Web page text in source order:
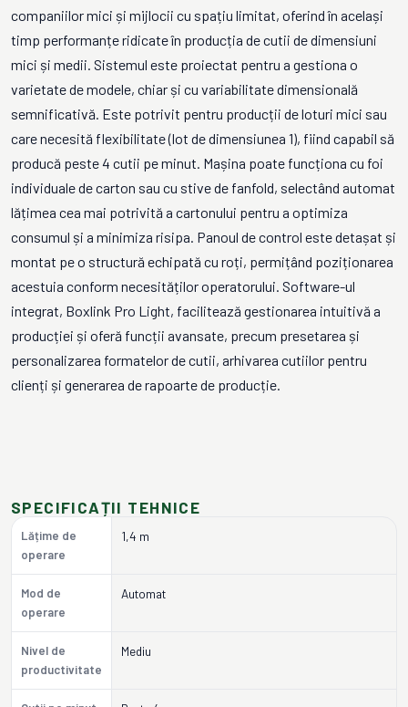
companiilor mici și mijlocii cu spațiu limitat, oferind în același
timp performanțe ridicate în producția de cutii de dimensiuni
mici și medii. Sistemul este proiectat pentru a gestiona o
varietate de modele, chiar și cu variabilitate dimensională
semnificativă. Este potrivit pentru producții de loturi mici sau
care necesită flexibilitate (lot de dimensiunea 1), fiind capabil să
producă peste 4 cutii pe minut. Mașina poate funcționa cu foi
individuale de carton sau cu stive de fanfold, selectând automat
lățimea cea mai potrivită a cartonului pentru a optimiza
consumul și a minimiza risipa. Panoul de control este detașat și
montat pe o structură echipată cu roți, permițând poziționarea
acestuia conform necesităților operatorului. Software-ul
integrat, Boxlink Pro Light, facilitează gestionarea intuitivă a
producției și oferă funcții avansate, precum presetarea și
personalizarea formatelor de cutii, arhivarea cutiilor pentru
clienți și generarea de rapoarte de producție.
SPECIFICAȚII TEHNICE
Lățime de
operare
1,4 m
Mod de
operare
Automat
Nivel de
productivitate
Mediu